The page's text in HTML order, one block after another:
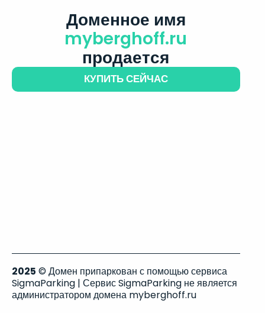
Доменное имя
myberghoff.ru
продается
КУПИТЬ СЕЙЧАС
2025 © Домен припаркован с помощью сервиса
SigmaParking | Сервис SigmaParking не является
администратором домена myberghoff.ru